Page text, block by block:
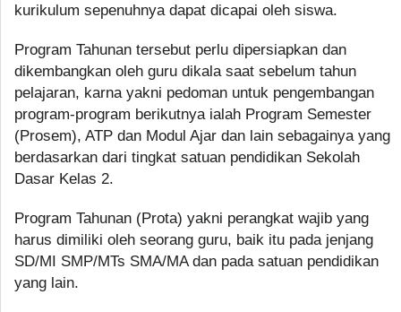
kurikulum sepenuhnya dapat dicapai oleh siswa.
Program Tahunan tersebut perlu dipersiapkan dan
dikembangkan oleh guru dikala saat sebelum tahun
pelajaran, karna yakni pedoman untuk pengembangan
program-program berikutnya ialah Program Semester
(Prosem), ATP dan Modul Ajar dan lain sebagainya yang
berdasarkan dari tingkat satuan pendidikan Sekolah
Dasar Kelas 2.
Program Tahunan (Prota) yakni perangkat wajib yang
harus dimiliki oleh seorang guru, baik itu pada jenjang
SD/MI SMP/MTs SMA/MA dan pada satuan pendidikan
yang lain.